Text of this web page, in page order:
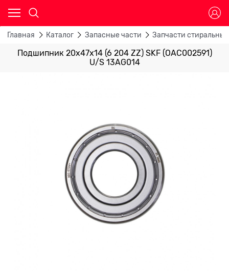
Главная Каталог Запасные части Запчасти
Подшипник 20х47х14 (6 204 ZZ) SKF (OAC002591)
U/S 13AG014